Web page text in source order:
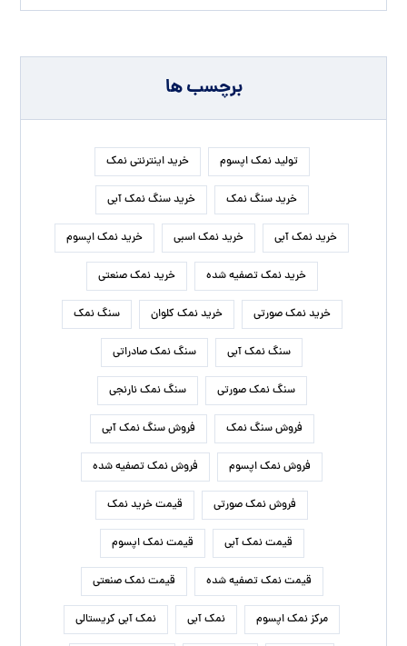
برچسب ها
تولید نمک اپسوم خرید اینترنتی نمک
خرید سنگ نمک خرید سنگ نمک آبی
خرید نمک آبی خرید نمک اسبی خرید نمک اپسوم
خرید نمک تصفیه شده خرید نمک صنعتی
خرید نمک صورتی خرید نمک کلوان سنگ نمک
سنگ نمک آبی سنگ نمک صادراتی
سنگ نمک صورتی سنگ نمک نارنجی
فروش سنگ نمک فروش سنگ نمک آبی
فروش نمک اپسوم فروش نمک تصفیه شده
فروش نمک صورتی قیمت خرید نمک
قیمت نمک آبی قیمت نمک اپسوم
قیمت نمک تصفیه شده قیمت نمک صنعتی
مرکز نمک اپسوم نمک آبی نمک آبی کریستالی